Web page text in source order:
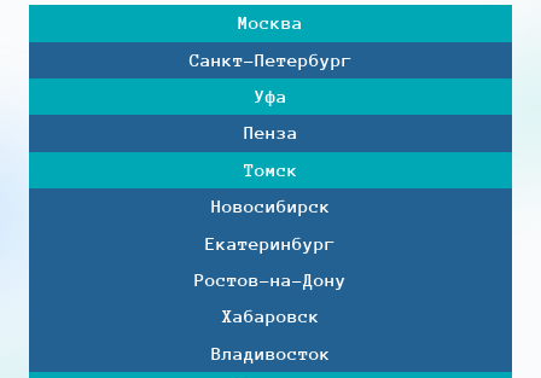
Москва
Санкт-Петербург
Уфа
Пенза
Томск
Новосибирск
Екатеринбург
Ростов-на-Дону
Хабаровск
Владивосток